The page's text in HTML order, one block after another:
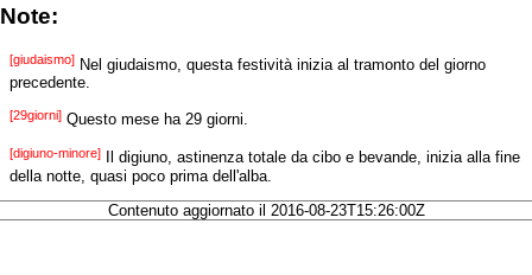
Note:
[giudaismo] Nel giudaismo, questa festività inizia al tramonto del giorno
precedente.
[29giorni] Questo mese ha 29 giorni.
[digiuno-minore]
Il digiuno, astinenza totale da cibo e bevande, inizia alla fine
della notte, quasi poco prima dell'alba.
Contenuto aggiornato il 2016-08-23T15:26:00Z